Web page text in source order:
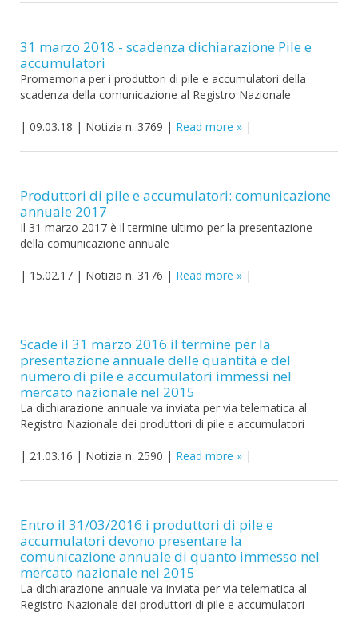
31 marzo 2018 - scadenza dichiarazione Pile e
accumulatori
Promemoria per i produttori di pile e accumulatori della
scadenza della comunicazione al Registro Nazionale
| 09.03.18 | Notizia n. 3769 | Read more |
Produttori di pile e accumulatori: comunicazione
annuale 2017
Il 31 marzo 2017 è il termine ultimo per la presentazione
della comunicazione annuale
| 15.02.17 | Notizia n. 3176 | Read more |
Scade il 31 marzo 2016 il termine per la
presentazione annuale delle quantità e del
numero di pile e accumulatori immessi nel
mercato nazionale nel 2015
La dichiarazione annuale va inviata per via telematica al
Registro Nazionale dei produttori di pile e accumulatori
| 21.03.16 | Notizia n. 2590 | Read more |
Entro il 31/03/2016 i produttori di pile e
accumulatori devono presentare la
comunicazione annuale di quanto immesso nel
mercato nazionale nel 2015
La dichiarazione annuale va inviata per via telematica al
Registro Nazionale dei produttori di pile e accumulatori